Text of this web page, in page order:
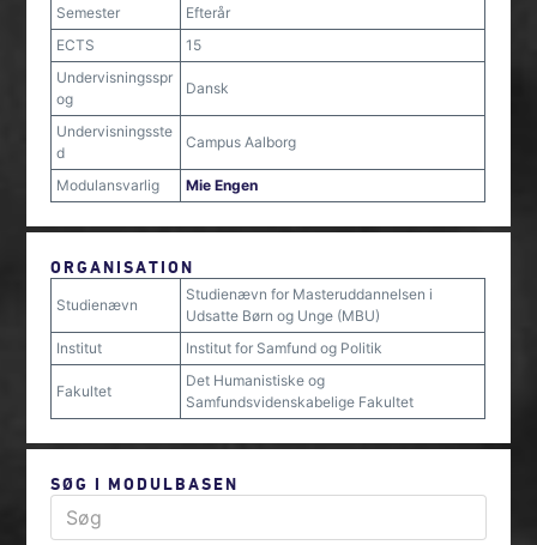
Semester
Efterår
ECTS
15
Undervisningsspr
og
Dansk
Undervisningsste
d
Campus Aalborg
Modulansvarlig Mie Engen
ORGANISATION
Studienævn
Studienævn for Masteruddannelsen i
Udsatte Børn og Unge (MBU)
Institut
Institut for Samfund og Politik
Fakultet
Det Humanistiske og
Samfundsvidenskabelige Fakultet
SØG I MODULBASEN